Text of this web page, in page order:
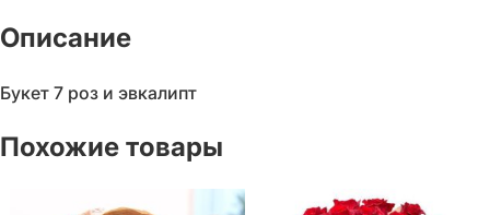
Описание
Букет 7 роз и эвкалипт
Похожие товары